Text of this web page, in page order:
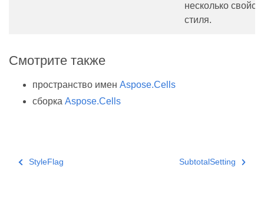
несколько
стиля.
Смотрите также
пространство имен Aspose.Cells
сборка Aspose.Cells
StyleFlag SubtotalSetting